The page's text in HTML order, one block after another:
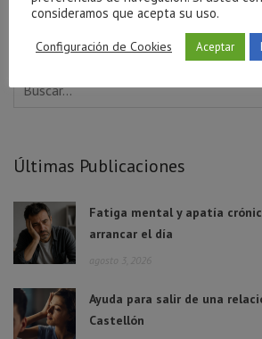
Últimas Publicaciones
Fatiga mental y apatía
arrancar el día
agosto 3, 2026
Ayuda para salir de una
Castellón
consideramos que acepta su uso.
Configuración de Cookies Aceptar